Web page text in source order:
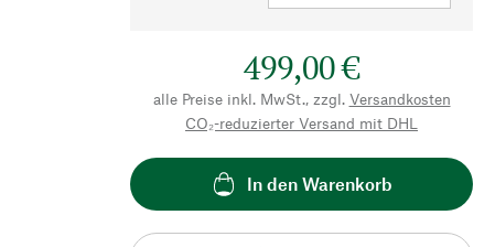
499,00 €
alle Preise inkl. MwSt., zzgl. Versandkosten
CO₂-reduzierter Versand mit DHL
In den Warenkorb